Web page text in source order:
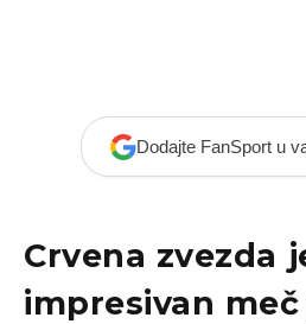
Dodajte FanSport u
Crvena zvezda
impresivan